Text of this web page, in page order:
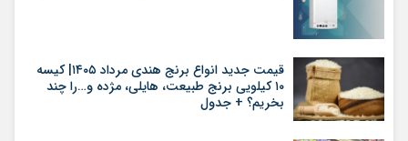
قیمت جدید انواع برنج هندی مرداد ۱۴۰۵| کیسه
۱۰ کیلویی برنج طبیعت، هایلی، مژده و…را چند
بخریم؟ + جدول